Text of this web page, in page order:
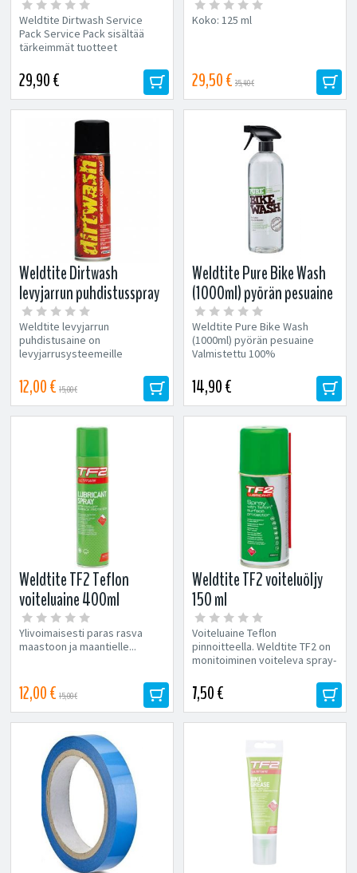
Weldtite Dirtwash Service
Pack Service Pack sisältää
tärkeimmät tuotteet
29,90 €
Koko: 125 ml
29,50 € 35,40 €
Weldtite Dirtwash
levyjarrun puhdistusspray
250ml
Weldtite levyjarrun
puhdistusaine on
levyjarrusysteemeille
puhdistusspray. Parantaa
jarrujen...
12,00 € 15,00 €
Weldtite Pure Bike Wash
(1000ml) pyörän pesuaine
Weldtite Pure Bike Wash
(1000ml) pyörän pesuaine
Valmistettu 100%
14,90 €
Weldtite TF2 Teflon
voiteluaine 400ml
Ylivoimaisesti paras rasva
maastoon ja maantielle...
12,00 € 15,00 €
Weldtite TF2 voiteluöljy
150 ml
Voiteluaine Teflon
pinnoitteella. Weldtite TF2 on
monitoiminen voiteleva spray-
Teflon...
7,50 €